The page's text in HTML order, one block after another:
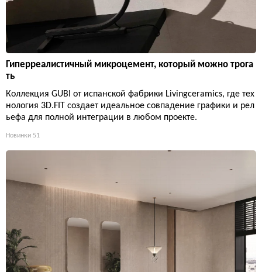
Гиперреалистичный микроцемент, который можно трога
ть
Коллекция GUBI от испанской фабрики Livingceramics, где тех
нология 3D.FIT создает идеальное совпадение графики и рел
ьефа для полной интеграции в любом проекте.
Новинки 51